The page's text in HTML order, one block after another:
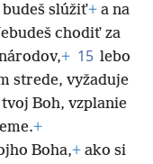
slúžiť+ a na
chodiť za
+ 15 lebo
strede, vyžaduje
Boh, vzplanie
+
Boha,+ ako si